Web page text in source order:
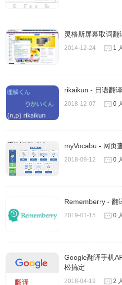
3.点击软件下载保存位置后点击安
灵格斯屏幕取词翻
2014-12-24 1
rikaikun - 日语翻译
2018-12-07 0
myVocabu - 网页
2018-09-12 0
Rememberry - 翻
2019-01-15 0
Google翻译手机
松搞定
2018-04-19 2